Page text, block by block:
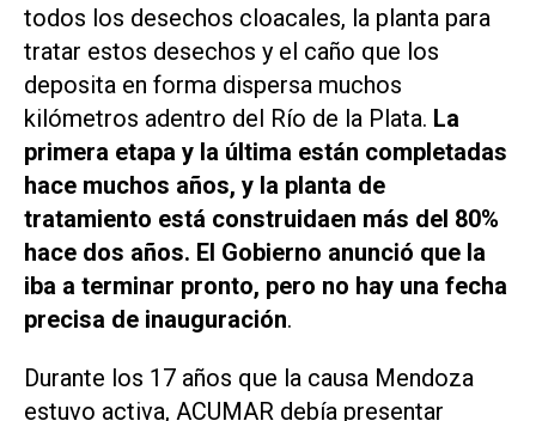
todos los desechos cloacales, la planta para
tratar estos desechos y el caño que los
deposita en forma dispersa muchos
kilómetros adentro del Río de la Plata. La
primera etapa y la última están completadas
hace muchos años, y la planta de
tratamiento está construidaen más del 80%
hace dos años. El Gobierno anunció que la
iba a terminar pronto, pero no hay una fecha
precisa de inauguración.
Durante los 17 años que la causa Mendoza
estuvo activa, ACUMAR debía presentar